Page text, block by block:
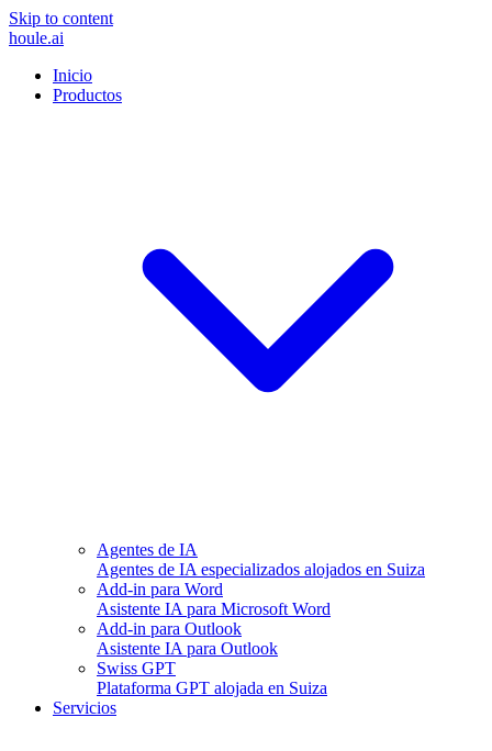
Skip to content
houle.ai
Inicio
Productos
Agentes de IA
Agentes de IA especializados alojados en Suiza
Add-in para Word
Asistente IA para Microsoft Word
Add-in para Outlook
Asistente IA para Outlook
Swiss GPT
Plataforma GPT alojada en Suiza
Servicios